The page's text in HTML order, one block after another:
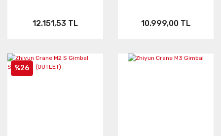
12.151,53 TL 10.999,00 TL
%26